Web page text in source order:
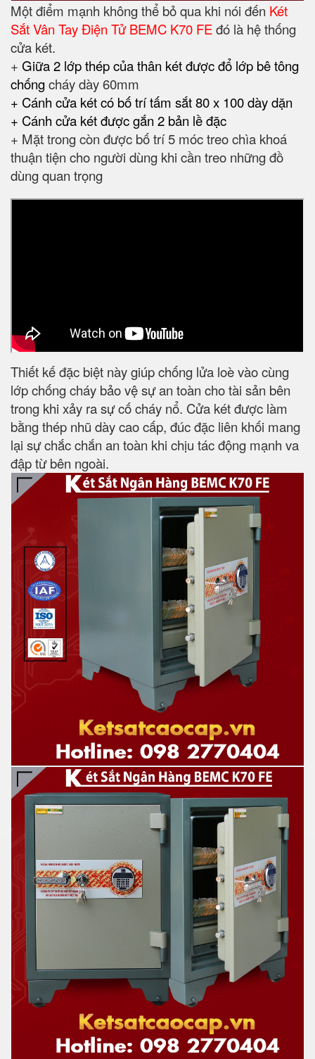
Một điểm mạnh không thể bỏ qua khi nói đến Két
Sắt Vân Tay Điện Tử BEMC K70 FEđó là hệ thống
cửa két.
+ Giữa 2 lớp thép của thân két được đổ lớp bê tông
chốngcháy dày 60mm
+ Cánh cửa két có bố trí tấm sắt 80 x 100 dày dặn
+ Cánh cửa két được gắn 2 bản lề đặc
+ Mặt trong còn được bố trí 5 móc treo chìa khoá
thuận tiện cho người dùng khi cần treo những đồ
dùng quan trọng
Thiết kế đặc biệt này giúp chống lửa loè vào cùng
lớp chống cháy bảo vệ sự an toàn cho tài sản bên
trong khi xảy ra sự cố cháy nổ. Cửa két được làm
bằng thép nhũ dày cao cấp, đúc đặc liên khối mang
lại sự chắc chắn an toàn khi chịu tác động mạnh va
đập từ bên ngoài.